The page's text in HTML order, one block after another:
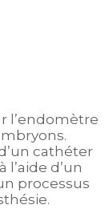
l’endomètre
cathéter
d’un
processus